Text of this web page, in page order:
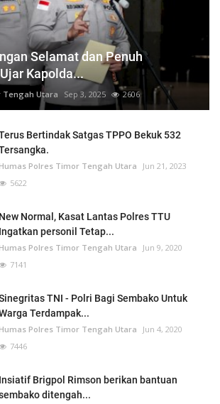
Selamat dan Penuh
Kapolda...
Tengah Utara Sep 3, 2025 2606
Bertindak Satgas TPPO Bekuk 532
Humas Polres Timor Tengah Utara
Jun 21, 2023
5622
New Normal, Kasat Lantas Polres TTU
Ingatkan personil Tetap...
Humas Polres Timor Tengah Utara
Jun 9, 2020
7141
TNI - Polri Bagi Sembako Untuk
Terdampak...
Humas Polres Timor Tengah Utara
Jun 4, 2020
7446
Insiatif Brigpol Rimson berikan bantuan
ditengah...